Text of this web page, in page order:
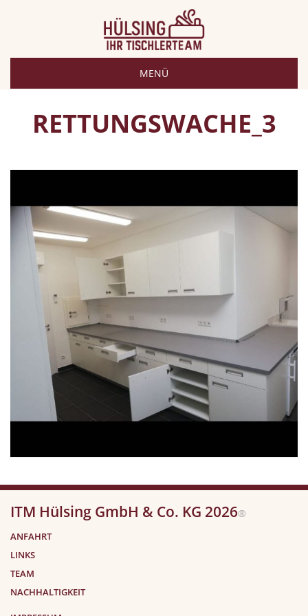
MENÜ
RETTUNGSWACHE_3
ITM Hülsing GmbH & Co. KG 2026®
ANFAHRT
LINKS
TEAM
NACHHALTIGKEIT